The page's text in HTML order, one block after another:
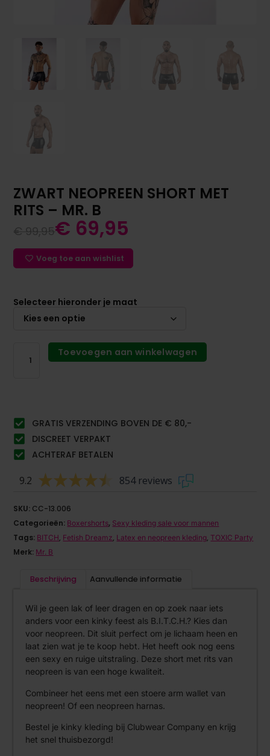
ZWART NEOPREEN SHORT MET
RITS – MR. B
€ 69,95
Voeg toe aan wishlist
Selecteer hieronder je maat
Toevoegen aan winkelwagen
GRATIS VERZENDING BOVEN DE € 80,-
DISCREET VERPAKT
ACHTERAF BETALEN
9.2 854 reviews
SKU: CC-13.006
Categorieën: Boxershorts, Sexy kleding sale voor mannen
Tags: BITCH, Fetish Dreamz, Latex en neopreen kleding, TOXIC Party
Merk: Mr. B
Beschrijving Aanvullende informatie
Wil je geen lak of leer dragen en op zoek naar iets
anders voor een kinky feest als B.I.T.C.H.? Kies dan
voor neopreen. Dit sluit perfect om je lichaam heen en
laat zien wat je te koop hebt. Het heeft ook nog eens
een sexy en ruige uitstraling. Deze short met rits van
neopreen is van een hoge kwaliteit.
Combineer het eens met een stoere arm wallet van
neopreen! Of een neopreen harnas.
Bestel je kinky kleding bij Clubwear Company en krijg
het snel thuisbezorgd!